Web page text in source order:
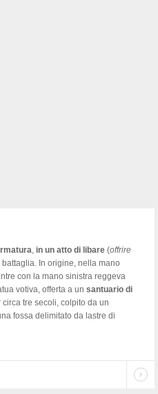
, in un atto di libare (offrire
In origine, nella mano
con la mano sinistra reggeva
votiva, offerta a un santuario di
tre secoli, colpito da un
fossa delimitato da lastre di